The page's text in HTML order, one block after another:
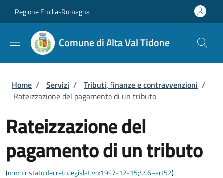
Regione Emilia-Romagna
Comune di Alta Val Tidone
Briciole di pane
Home / Servizi / Tributi, finanze e contravvenzioni /
Rateizzazione del pagamento di un tributo
Rateizzazione del
pagamento di un tributo
(urn:nir:stato:decreto.legislativo:1997-12-15;446~art52)